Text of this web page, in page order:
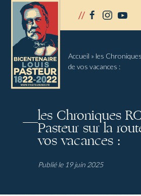
// facebook
instagram
Accueil » les
de vos vacances :
les Chroniques
Pasteur sur la
vos vacances :
Publié le 19 juin 2025
Panneau de gestion des cookies